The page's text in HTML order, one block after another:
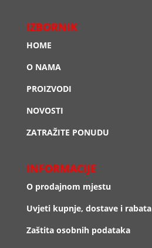
IZBORNIK
HOME
O NAMA
PROIZVODI
NOVOSTI
ZATRAŽITE PONUDU
INFORMACIJE
O prodajnom mjestu
Uvjeti kupnje, dostave i rabata
Zaštita osobnih podataka